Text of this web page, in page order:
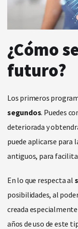
¿Cómo
futuro?
Los primeros
segundos. Puedes
deteriorada y
puede aplicarse para
antiguos, para
En lo que respecta al
posibilidades, al
creada
años de uso de este